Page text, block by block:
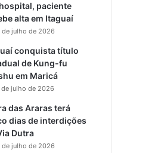
paciente
alta em Itaguaí
de julho de 2026
conquista título
de Kung-fu
em Maricá
de julho de 2026
das Araras terá
dias de interdições
Dutra
de julho de 2026